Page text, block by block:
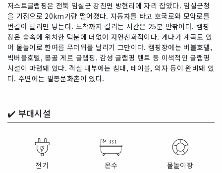
저스트글램핑은 전북 임실군 강진면 방현리에 자리 잡았다. 임실군청
을 기점으로 20km가량 떨어졌다. 자동차를 타고 호국로와 모악로를
번갈아 달리면 닿는다. 도착까지 걸리는 시간은 25분 안팎이다. 캠핑
장은 숲속에 위치한 덕분에 더없이 자연친화적이다. 게다가 계곡도 있
어 물놀이로 한여름 무더위를 날리기 그만이다. 캠핑장에는 버블호텔,
빅버블호텔, 몽골 게르 글램핑. 감성 글램핑 텐트 등 이색적인 글램핑
시설이 마련돼 있다. 객실 내부에는 침대, 테이블, 의자 등이 완비돼 있
다. 주변에는 필봉문화촌이 있다.
✔️ 부대시설
전기 온수 물놀이장